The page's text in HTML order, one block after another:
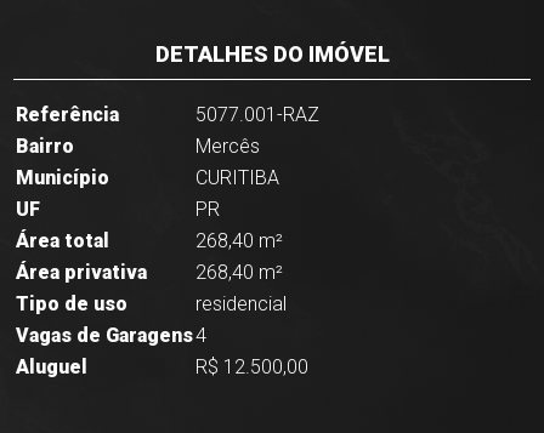
DETALHES DO IMÓVEL
Referência
5077.001-RAZ
Bairro
Mercês
Município
CURITIBA
UF
PR
Área total
268,40 m²
Área privativa
268,40 m²
Tipo de uso
residencial
Vagas de Garagens4
Aluguel
R$ 12.500,00